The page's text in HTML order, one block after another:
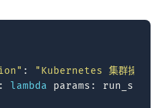
:
"Kubernetes 集群操作：
: lambda params : run_shell